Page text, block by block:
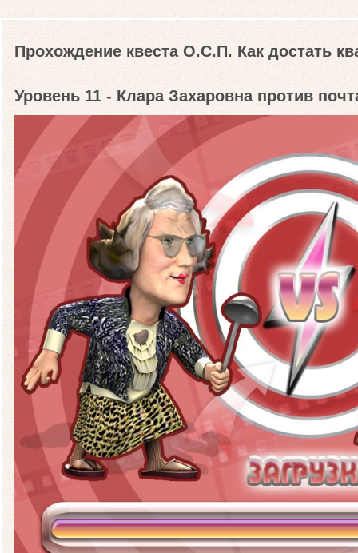
Прохождение квеста О.С.П. Как достать
Уровень 11 - Клара Захаровна против